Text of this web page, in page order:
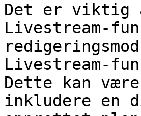
Det er viktig
Livestream-
Livestream-
Dette kan
inkludere en